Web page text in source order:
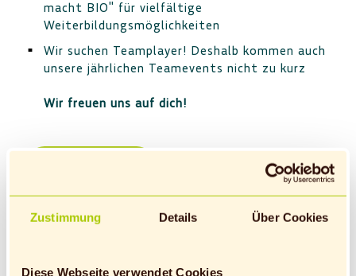
Zustimmung Details Über Cookies
Diese Webseite verwendet Cookies
macht BIO" für vielfältige
Weiterbildungsmöglichkeiten
Wir suchen Teamplayer! Deshalb kommen auch
unsere jährlichen Teamevents nicht zu kurz
Wir freuen uns auf dich!